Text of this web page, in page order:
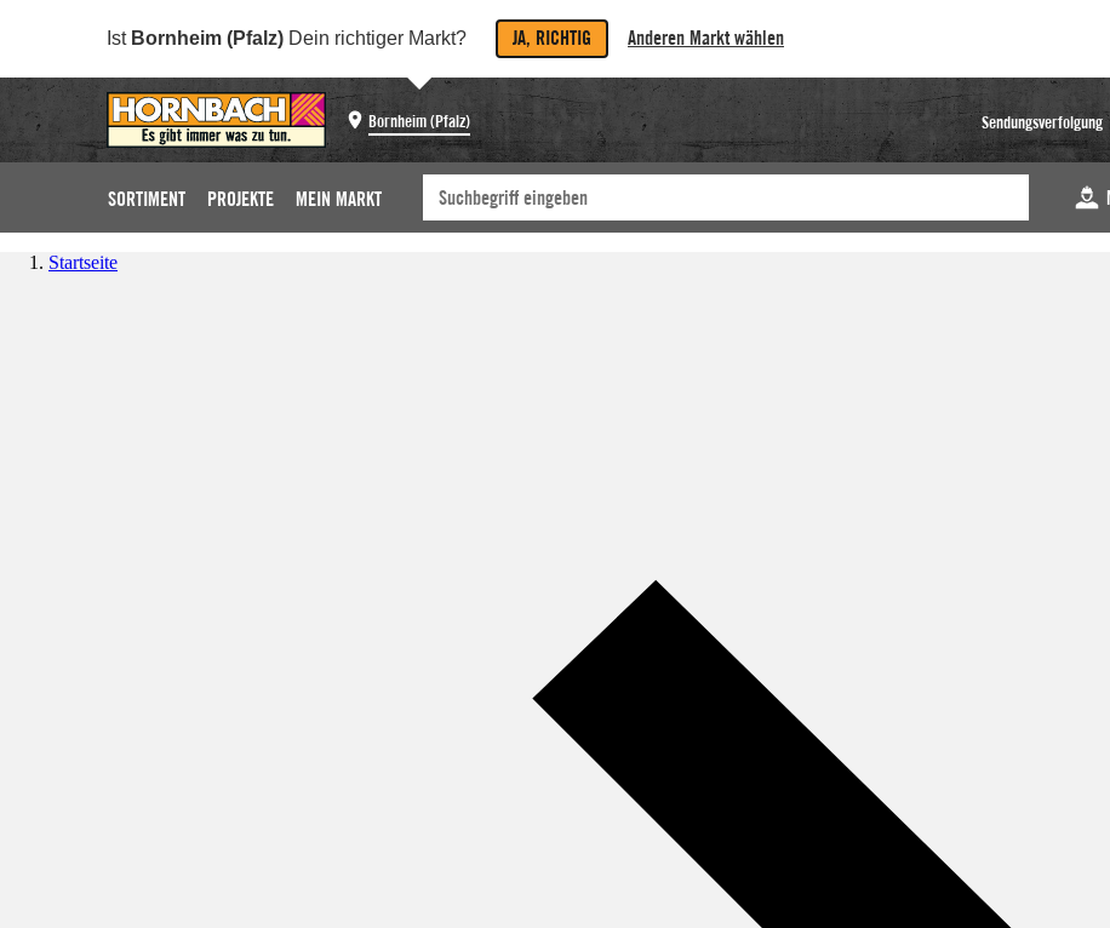
Ist Bornheim (Pfalz) Dein richtiger Markt? JA, RICHTIG Anderen Markt wählen
Bornheim (Pfalz) Sendungsverfolgung
SORTIMENT PROJEKTE MEIN MARKT
Startseite